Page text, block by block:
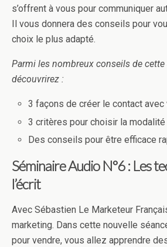
s’offrent à vous pour communiquer
Il vous donnera des conseils pour
choix le plus adapté.
Parmi les nombreux conseils de
découvrirez :
3 façons de créer le contact
3 critères pour choisir la
Des conseils pour être efficace
Séminaire Audio N°6 : Les
l’écrit
Avec Sébastien Le Marketeur
marketing. Dans cette nouvelle
pour vendre, vous allez apprendre